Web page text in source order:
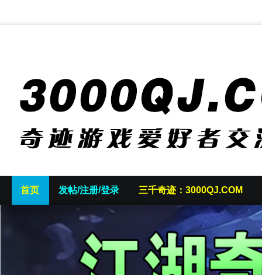
首页 发帖/注册/登录 三千奇迹：3000QJ.COM